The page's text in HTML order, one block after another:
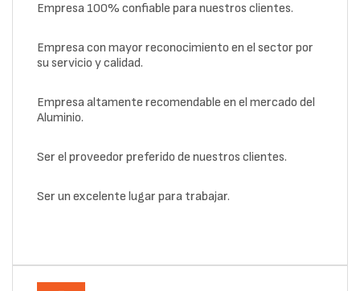
Empresa 100% confiable para nuestros clientes.
Empresa con mayor reconocimiento en el sector por
su servicio y calidad.
Empresa altamente recomendable en el mercado del
Aluminio.
Ser el proveedor preferido de nuestros clientes.
Ser un excelente lugar para trabajar.